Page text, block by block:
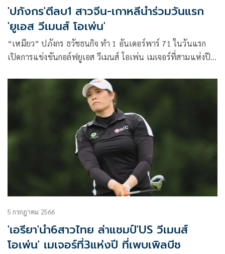
'ปภังกร'ตีลบ1 สาวจีน-เกาหลีนำร่วมวันแรก
'ยูเอส วีเมนส์ โอเพ่น'
“เหมียว” ปภังกร ธวัชธนกิจ ทำ 1 อันเดอร์พาร์ 71 ในวันแรก
เปิดการแข่งขันกอล์ฟยูเอส วีเมนส์ โอเพ่น เมเจอร์ที่สามแห่งปีที่
เมื่อวันพฤหัสบดีที่ 6 กรกฎาคม 2566 ตามหลัง หลิน ชีอวี้ จากจีน
และ คิม ฮโย-จู จากเกาหลีใต้ผู้นำร่วมอยู่ 3 สโตรก ส่วน “ซิม”
ณัฐกฤตา วงศ์ทวีลาภ โดนตัดสิทธิ์ออกจากการแข่งขันหลังจากเล่น
ไป 5 หลุมเนื่องจากแค๊ดดี้ใช้อุปกรณ์วัดระยะ เป็นการผิดกฏของ
การแข่งขันรายการนี้
5 กรกฎาคม 2566
'เอรียา'นำ6สาวไทย ล่าแชมป์'US วีเมนส์
โอเพ่น' เมเจอร์ที่3แห่งปี ที่เพบเพิลบีช